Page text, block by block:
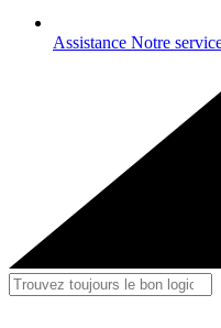
Assistance Notre